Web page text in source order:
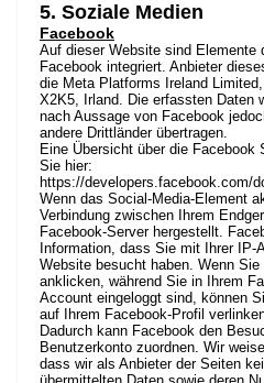
5. Soziale Medien
Facebook
Auf dieser Website sind Elemente
Facebook integriert. Anbieter
die Meta Platforms Ireland
X2K5, Irland. Die erfassten Daten
nach Aussage von Facebook
andere Drittländer übertragen.
Eine Übersicht über die Facebook
Sie hier:
https://developers.facebook.com/
Wenn das Social-Media-Element
Verbindung zwischen Ihrem
Facebook-Server hergestellt.
Information, dass Sie mit Ihrer IP-
Website besucht haben. Wenn Sie
anklicken, während Sie in Ihrem
Account eingeloggt sind, können
auf Ihrem Facebook-Profil
Dadurch kann Facebook den
Benutzerkonto zuordnen. Wir
dass wir als Anbieter der Seiten